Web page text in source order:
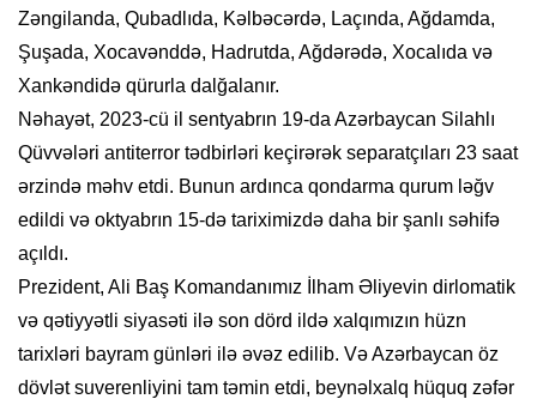
Zəngilanda, Qubadlıda, Kəlbəcərdə, Laçında, Ağdamda,
Şuşada, Xocavənddə, Hadrutda, Ağdərədə, Xocalıda və
Xankəndidə qürurla dalğalanır.
Nəhayət, 2023-cü il sentyabrın 19-da Azərbaycan Silahlı
Qüvvələri antiterror tədbirləri keçirərək separatçıları 23 saat
ərzində məhv etdi. Bunun ardınca qondarma qurum ləğv
edildi və oktyabrın 15-də tariximizdə daha bir şanlı səhifə
açıldı.
Prezident, Ali Baş Komandanımız İlham Əliyevin dirlomatik
və qətiyyətli siyasəti ilə son dörd ildə xalqımızın hüzn
tarixləri bayram günləri ilə əvəz edilib. Və Azərbaycan öz
dövlət suverenliyini tam təmin etdi, beynəlxalq hüquq zəfər